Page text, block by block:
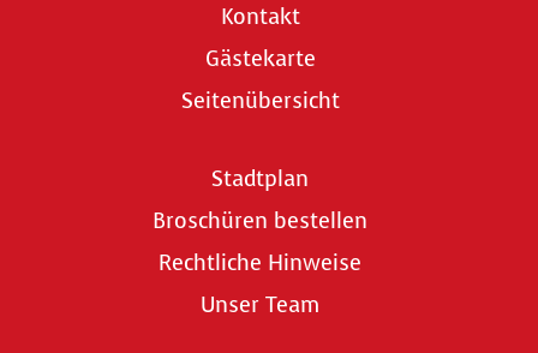
Kontakt
Gästekarte
Seitenübersicht
Stadtplan
Broschüren bestellen
Rechtliche Hinweise
Unser Team